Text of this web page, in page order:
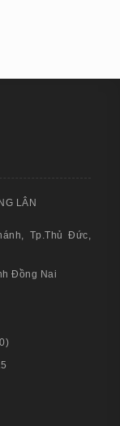
LÂN
Tp.Thủ Đức,
Đồng Nai